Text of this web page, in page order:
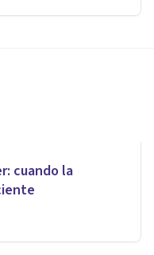
cuando la